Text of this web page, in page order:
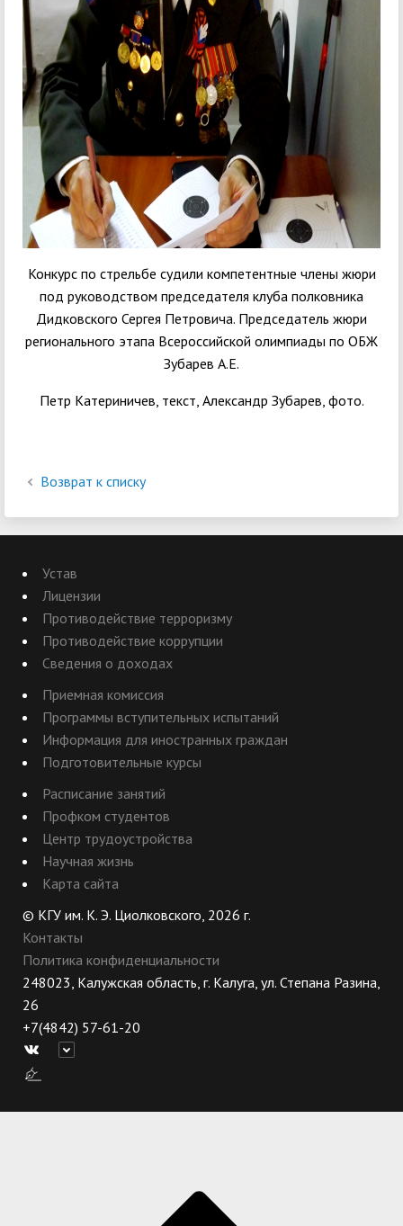
Конкурс по стрельбе судили компетентные члены жюри
под руководством председателя клуба полковника
Дидковского Сергея Петровича. Председатель жюри
регионального этапа Всероссийской олимпиады по ОБЖ
Зубарев А.Е.
Петр Катериничев, текст, Александр Зубарев, фото.
Возврат к списку
Устав
Лицензии
Противодействие терроризму
Противодействие коррупции
Сведения о доходах
Приемная комиссия
Программы вступительных испытаний
Информация для иностранных граждан
Подготовительные курсы
Расписание занятий
Профком студентов
Центр трудоустройства
Научная жизнь
Карта сайта
© КГУ им. К. Э. Циолковского, 2026 г.
Контакты
Политика конфиденциальности
248023, Калужская область, г. Калуга, ул. Степана Разина,
26
+7(4842) 57-61-20